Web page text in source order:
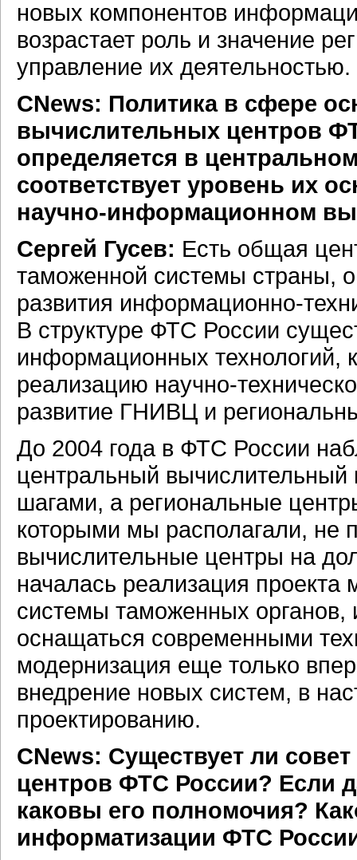
новых компонентов
возрастает роль и значение
управление их деятельностью.
CNews: Политика в сфере
вычислительных центров
определяется в
соответствует уровень их
научно-информационном
Сергей Гусев: Есть общая
таможенной системы страны,
развития информационно-
В структуре ФТС России
информационных технологий,
реализацию научно-
развитие ГНИВЦ и
До 2004 года в ФТС России
центральный вычислительный
шагами, а региональные
которыми мы располагали, не
вычислительные центры на
началась реализация
системы таможенных органов,
оснащаться современными
модернизация еще только
внедрение новых систем, в
проектированию.
CNews: Существует ли
центров ФТС России? Если
каковы его полномочия?
информатизации ФТС